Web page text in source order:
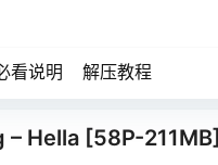
看说明 解压教程
– Hella [58P-211MB]